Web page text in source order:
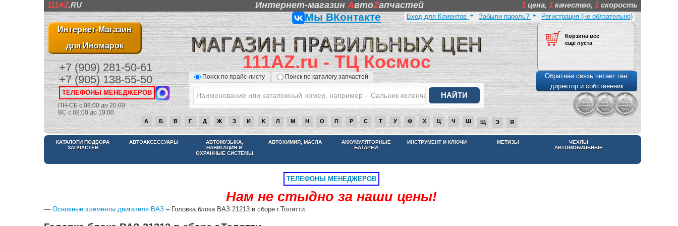
111AZ.RU Интернет-магазинAвтоZапчастей 1 цена, 1 качество, 1 скорость
Интернет-Магазин
для Иномарок
+7 (909) 281-50-61
+7 (905) 138-55-50
ТЕЛЕФОНЫ МЕНЕДЖЕРОВ
ПН-СБ с 08:00 до 20:00
ВС с 08:00 до 19:00
Мы ВКонтакте
111AZ.ru - ТЦ Космос
Поиск по прайс-листу Поиск по каталогу запчастей
Регистрация (не обязательно)
Забыли пароль?
Вход для Клиентов
Корзина всё
ещё пуста
Обратная связь читает ген.
директор и собственник
А Б В Г Д Ж З И К Л М Н О П Р С Т У Ф Х Ц Ч Ш Щ Э Я
НАМ НЕ СТЫДНО ЗА НАШИ ЦЕНЫ
КАТАЛОГИ ПОДБОРА
ЗАПЧАСТЕЙ
АВТОАКСЕССУАРЫ
АВТОМУЗЫКА,
НАВИГАЦИЯ И
ОХРАННЫЕ СИСТЕМЫ
АВТОХИМИЯ, МАСЛА
АККУМУЛЯТОРНЫЕ
БАТАРЕИ
ИНСТРУМЕНТ И КЛЮЧИ МЕТИЗЫ
ЧЕХЛЫ
АВТОМОБИЛЬНЫЕ
ТЕЛЕФОНЫ МЕНЕДЖЕРОВ
Нам не стыдно за наши цены!
— Основные элементы двигателя ВАЗ – Головка блока ВАЗ 21213 в сборе г.Толятти.